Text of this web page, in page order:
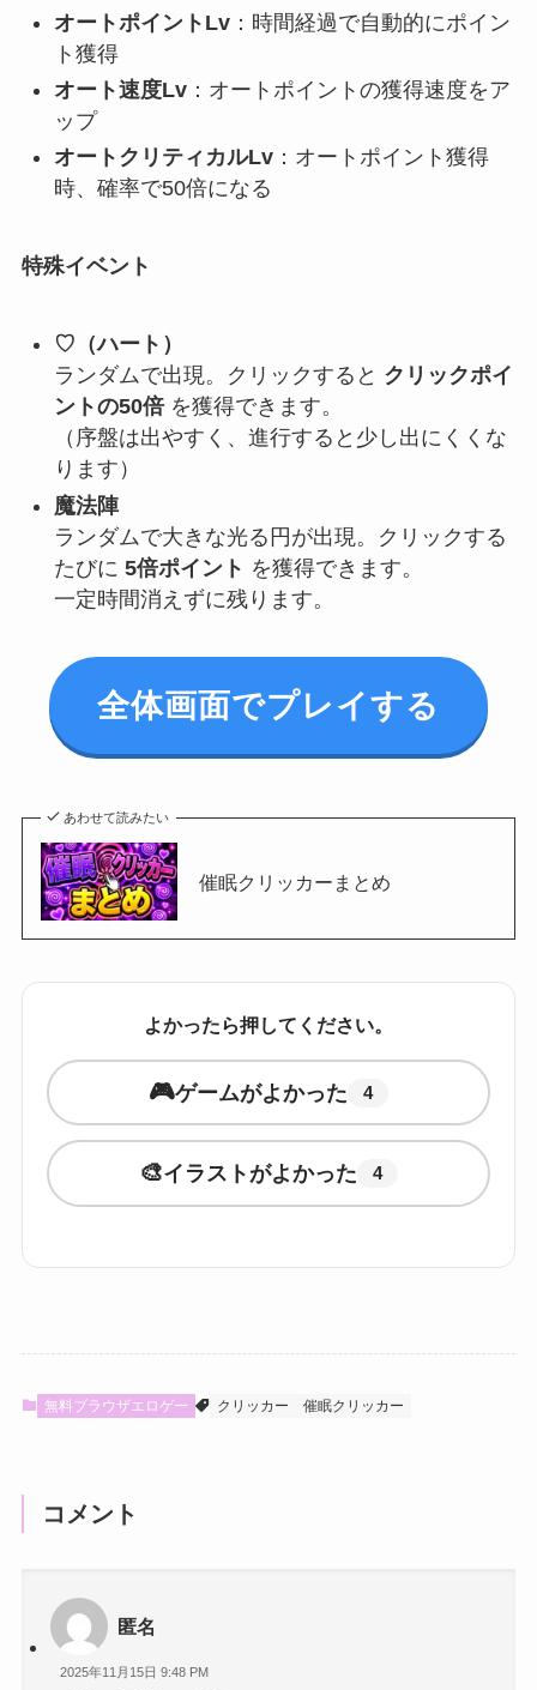
オートポイントLv：時間経過で自動的にポイン
ト獲得
オート速度Lv：オートポイントの獲得速度をア
ップ
オートクリティカルLv：オートポイント獲得
時、確率で50倍になる
特殊イベント
♡（ハート）
ランダムで出現。クリックすると クリックポイ
ントの50倍を獲得できます。
（序盤は出やすく、進行すると少し出にくくな
ります）
魔法陣
ランダムで大きな光る円が出現。クリックする
たびに 5倍ポイント を獲得できます。
一定時間消えずに残ります。
全体画面でプレイする
あわせて読みたい
催眠クリッカーまとめ
よかったら押してください。
🎮ゲームがよかった 4
🎨イラストがよかった 4
無料ブラウザエロゲー クリッカー 催眠クリッカー
コメント
匿名
2025年11月15日 9:48 PM